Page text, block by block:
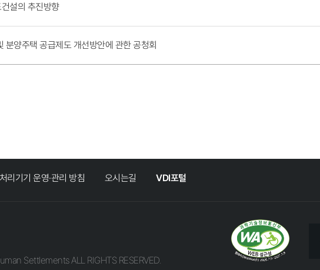
설의 추진방향
분양주택 공급제도 개선방안에 관한 공청회
리기기 운영·관리 방침 오시는길 VDI포털
Settlements ALL RIGHTS RESERVED.